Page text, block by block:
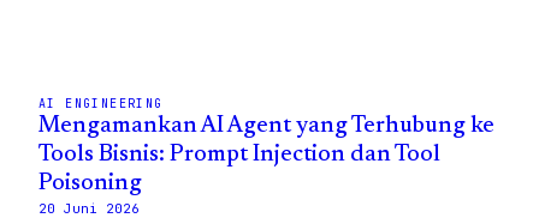
AI ENGINEERING
Mengamankan AI Agent yang Terhubung ke
Tools Bisnis: Prompt Injection dan Tool
Poisoning
20 Juni 2026